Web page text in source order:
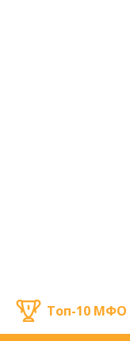
Топ-10 МФО